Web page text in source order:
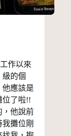
作以來
的個
他應該是
位了啦!!
，他說前
攤位剛